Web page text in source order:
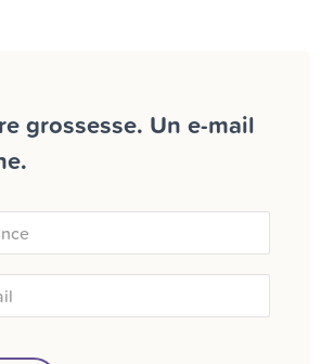
grossesse. Un e-mail